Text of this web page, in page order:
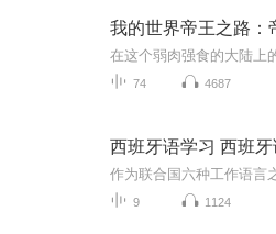
我的世界帝王之路：
74 4687
西班牙语学习 西班
9 1124